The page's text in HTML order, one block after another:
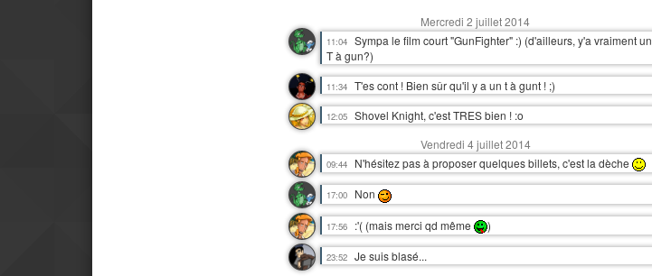
Mercredi 2 juillet 2014
11:04 Sympa le film court "GunFighter" :) (d'ailleurs, y'a vraiment un
T à gun?)
11:34 T'es cont ! Bien sûr qu'il y a un t à gunt ! ;)
12:05 Shovel Knight, c'est TRES bien ! :o
Vendredi 4 juillet 2014
09:44 N'hésitez pas à proposer quelques billets, c'est la dèche
17:00 Non
17:56 :'( (mais merci qd même )
23:52 Je suis blasé...